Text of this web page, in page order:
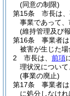
(同意の制限)
第15条
市長は
事業であって
(維持管理及び
第16条
事業者
被害が生じた
2
市長は、 前項
理状況について
(事業の廃止)
第17条
事業者
に処分しなけれ